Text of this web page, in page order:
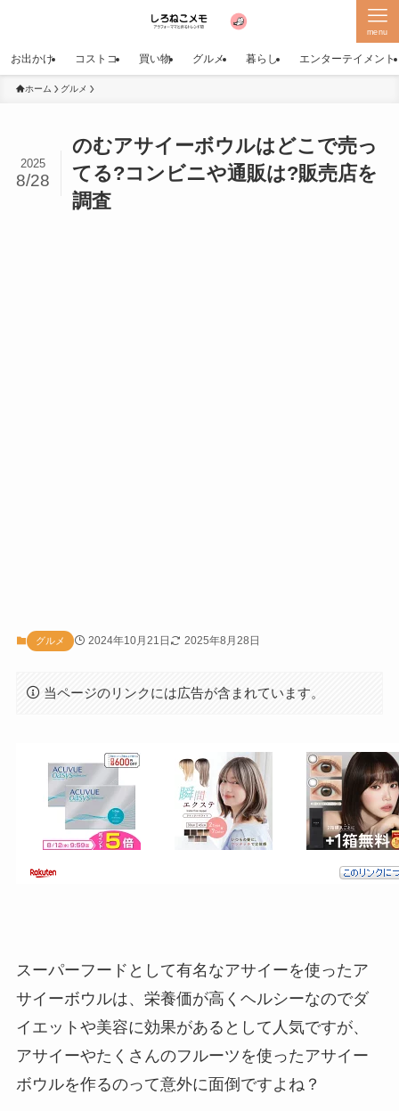
menu
お出かけ コストコ 買い物 グルメ 暮らし エンターテイメント
ホーム グルメ
のむアサイーボウルはどこで売っ
てる?コンビニや通販は?販売店を
調査
2025
8/28
グルメ 2024年10月21日 2025年8月28日
当ページのリンクには広告が含まれています。
スーパーフードとして有名なアサイーを使ったア
サイーボウルは、栄養価が高くヘルシーなのでダ
イエットや美容に効果があるとして人気ですが、
アサイーやたくさんのフルーツを使ったアサイー
ボウルを作るのって意外に面倒ですよね？